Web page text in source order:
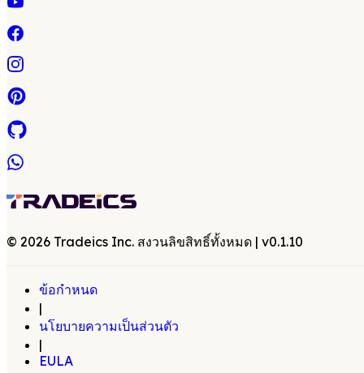
© 2026 Tradeics Inc. สงวนลิขสิทธิ์ทั้งหมด | v0.1.10
ข้อกำหนด
|
นโยบายความเป็นส่วนตัว
|
EULA